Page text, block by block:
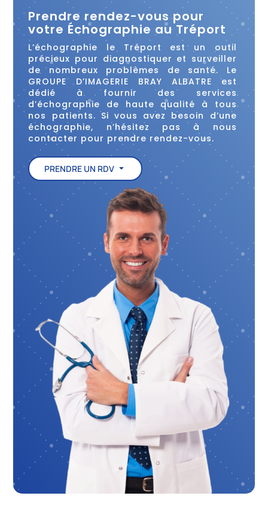
Prendre rendez-vous pour
votre Échographie au Tréport
L’échographie le Tréport est un outil
précieux pour diagnostiquer et surveiller
de nombreux problèmes de santé. Le
GROUPE D’IMAGERIE BRAY ALBATRE est
dédié à fournir des services
d’échographie de haute qualité à tous
nos patients. Si vous avez besoin d’une
échographie, n’hésitez pas à nous
contacter pour prendre rendez-vous.
PRENDRE UN RDV